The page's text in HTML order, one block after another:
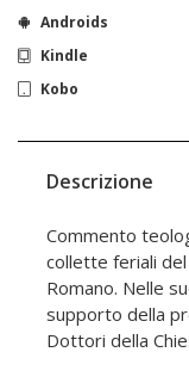
Androids
Kindle
Kobo
Descrizione
Commento
collette feriali
Romano. Nelle
supporto della
Dottori della